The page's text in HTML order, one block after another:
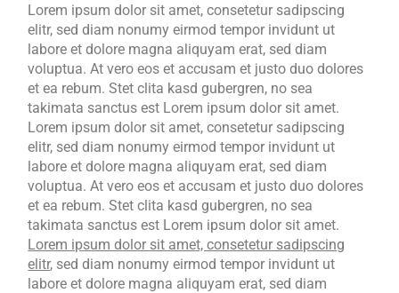
Lorem ipsum dolor sit amet, consetetur sadipscing
elitr, sed diam nonumy eirmod tempor invidunt ut
labore et dolore magna aliquyam erat, sed diam
voluptua. At vero eos et accusam et justo duo dolores
et ea rebum. Stet clita kasd gubergren, no sea
takimata sanctus est Lorem ipsum dolor sit amet.
Lorem ipsum dolor sit amet, consetetur sadipscing
elitr, sed diam nonumy eirmod tempor invidunt ut
labore et dolore magna aliquyam erat, sed diam
voluptua. At vero eos et accusam et justo duo dolores
et ea rebum. Stet clita kasd gubergren, no sea
takimata sanctus est Lorem ipsum dolor sit amet.
Lorem ipsum dolor sit amet, consetetur sadipscing
elitr, sed diam nonumy eirmod tempor invidunt ut
labore et dolore magna aliquyam erat, sed diam